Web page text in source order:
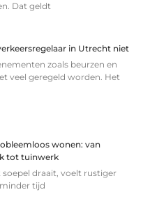
Dat geldt
in Utrecht niet
zoals beurzen en
veel geregeld worden. Het
wonen: van
tot tuinwerk
soepel draait, voelt rustiger
tijd